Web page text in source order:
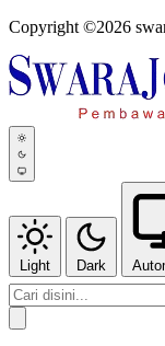
Copyright ©2026
Light Dark